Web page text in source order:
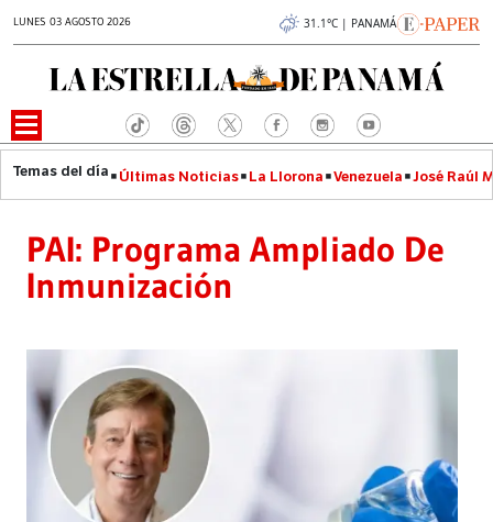
LUNES 03 AGOSTO 2026 31.1°C | PANAMÁ
Últimas Noticias La Llorona Venezuela José Raúl
PAI: Programa Ampliado De
Inmunización